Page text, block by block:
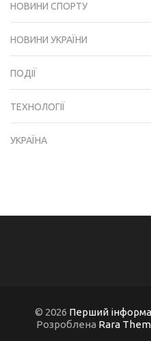
НОВИНИ СПОРТУ
НОВИНИ УКРАЇНИ
ПОДІЇ
ТЕХНОЛОГІЇ
УКРАЇНА
© 2026 Перший
Розроблена Rara